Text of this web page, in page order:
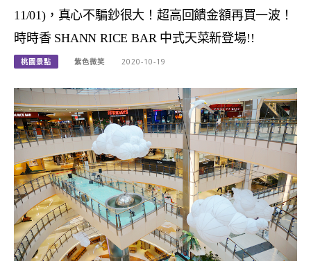
11/01)，真心不騙鈔很大！超高回饋金額再買一波！
時時香 SHANN RICE BAR 中式天菜新登場!!
桃園景點 紫色微笑 2020-10-19